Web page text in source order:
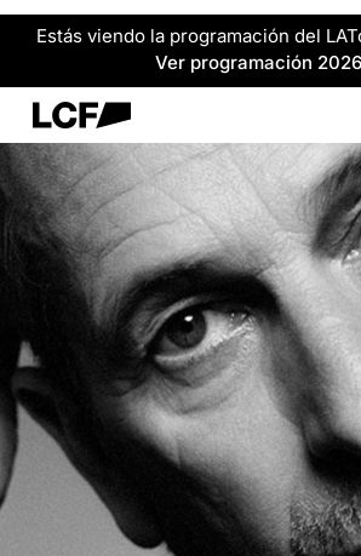
Skip
main
content
Estás viendo la programación del
Ver programación 2026